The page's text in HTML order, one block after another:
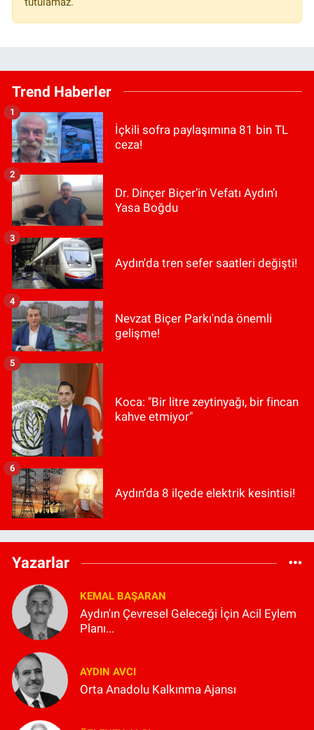
Trend Haberler
İçkili sofra paylaşımına 81 bin TL
ceza!
1
Dr. Dinçer Biçer’in Vefatı Aydın’ı
Yasa Boğdu
2
Aydın'da tren sefer saatleri değişti!
3
Nevzat Biçer Parkı'nda önemli
gelişme!
4
Koca: "Bir litre zeytinyağı, bir fincan
kahve etmiyor"
5
Aydın’da 8 ilçede elektrik kesintisi!
6
Yazarlar
KEMAL BAŞARAN
Aydın'ın Çevresel Geleceği İçin Acil Eylem
Planı...
AYDIN AVCI
Orta Anadolu Kalkınma Ajansı